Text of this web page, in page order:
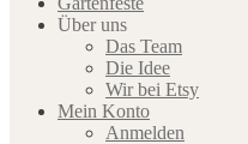
Über uns
Das Team
Die Idee
Wir bei Etsy
Mein Konto
Anmelden